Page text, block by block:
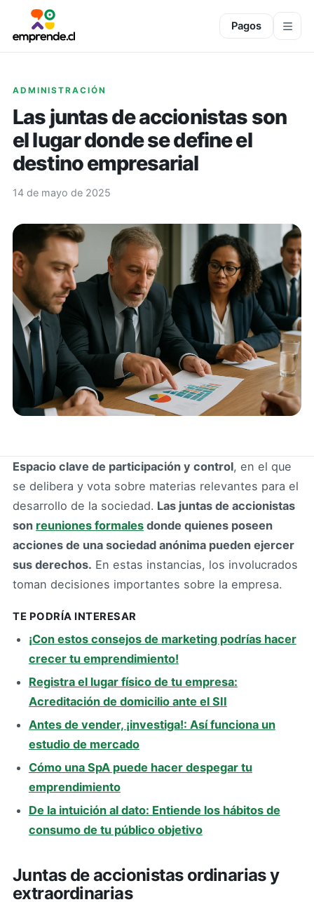
Pagos
ADMINISTRACIÓN
Las juntas de accionistas son
el lugar donde se define el
destino empresarial
14 de mayo de 2025
Espacio clave de participación y control, en el que
se delibera y vota sobre materias relevantes para el
desarrollo de la sociedad. Las juntas de accionistas
son reuniones formales donde quienes poseen
acciones de una sociedad anónima pueden ejercer
sus derechos. En estas instancias, los involucrados
toman decisiones importantes sobre la empresa.
TE PODRÍA INTERESAR
¡Con estos consejos de marketing podrías hacer
crecer tu emprendimiento!
Registra el lugar físico de tu empresa:
Acreditación de domicilio ante el SII
Antes de vender, ¡investiga!: Así funciona un
estudio de mercado
Cómo una SpA puede hacer despegar tu
emprendimiento
De la intuición al dato: Entiende los hábitos de
consumo de tu público objetivo
Juntas de accionistas ordinarias y
extraordinarias